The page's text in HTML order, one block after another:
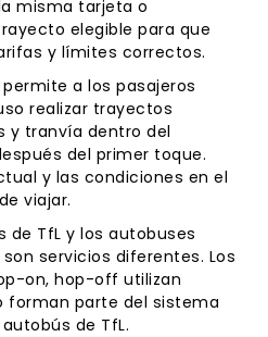
misma tarjeta o
elegible para que
y límites correctos.
a los pasajeros
realizar trayectos
y tranvía dentro del
del primer toque.
y las condiciones en el
viajar.
de TfL y los autobuses
servicios diferentes. Los
on, hop-off utilizan
forman parte del sistema
de TfL.